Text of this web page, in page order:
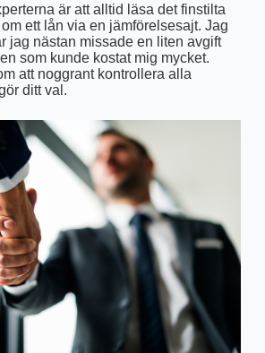
är att alltid läsa det finstilta
ett lån via en jämförelsesajt. Jag
jag nästan missade en liten avgift
som kunde kostat mig mycket.
att noggrant kontrollera alla
ditt val.